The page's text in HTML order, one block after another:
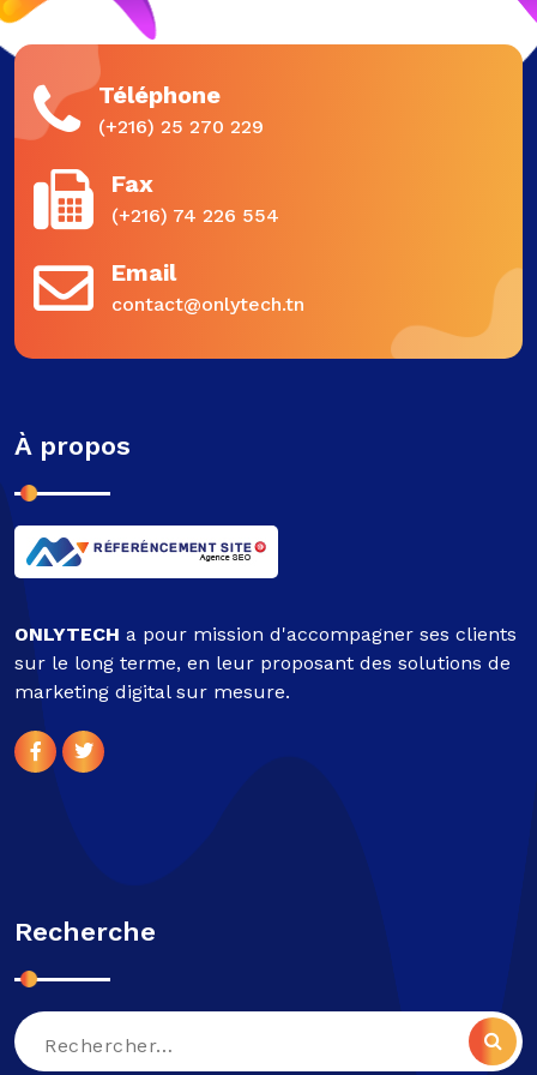
Téléphone
(+216) 25 270 229
Fax
(+216) 74 226 554
Email
contact@onlytech.tn
À propos
ONLYTECH a pour mission d'accompagner ses clients
sur le long terme, en leur proposant des solutions de
marketing digital sur mesure.
Recherche
Recherche